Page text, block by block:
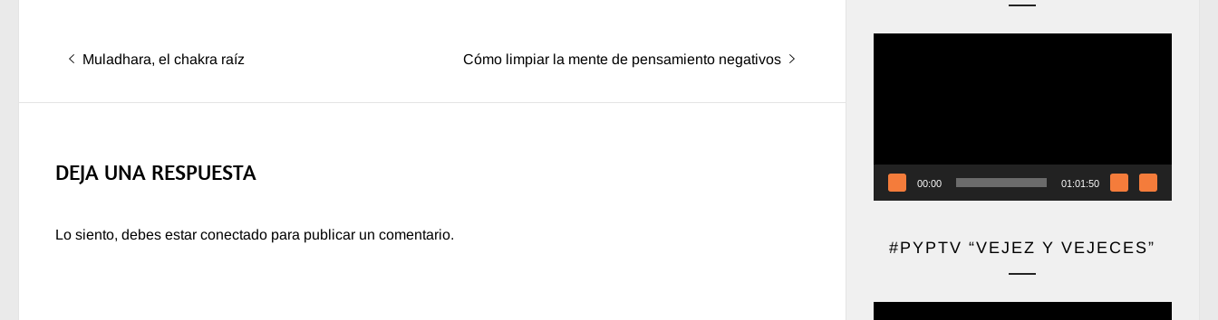
Navegación
entradas
Entrada
Muladhara, el chakra raíz
Entrada
Cómo limpiar la mente de pensamiento negativos
DEJA UNA RESPUESTA
Lo siento, debes estar conectado para publicar un comentario.
00:00 01:01:50
#PYPTV “VEJEZ Y VEJECES”